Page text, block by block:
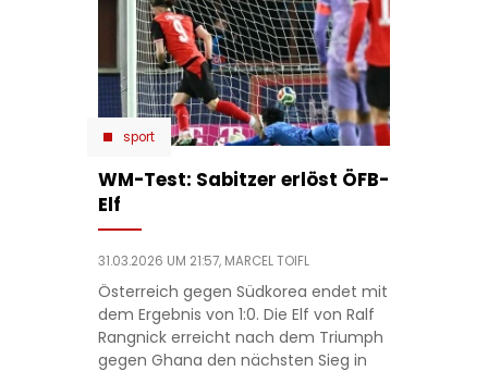
sport
WM-Test: Sabitzer erlöst ÖFB-
Elf
31.03.2026 UM 21:57, MARCEL TOIFL
Österreich gegen Südkorea endet mit
dem Ergebnis von 1:0. Die Elf von Ralf
Rangnick erreicht nach dem Triumph
gegen Ghana den nächsten Sieg in